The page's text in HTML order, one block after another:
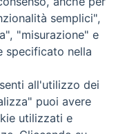
i diritti riservati - Vita
semplici",
"misurazione" e
specificato nella
all'utilizzo dei
puoi avere
utilizzati e